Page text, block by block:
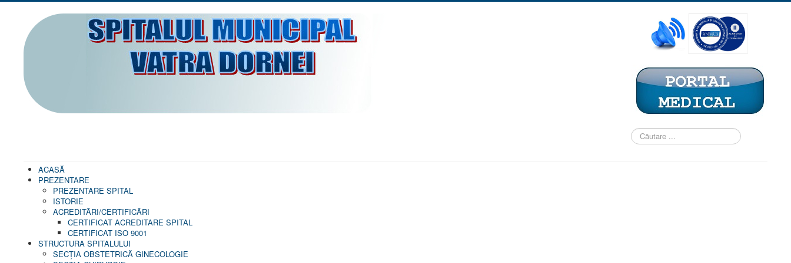
Căutare
...
ACASĂ
PREZENTARE
PREZENTARE SPITAL
ISTORIE
ACREDITĂRI/CERTIFICĂRI
CERTIFICAT ACREDITARE SPITAL
CERTIFICAT ISO 9001
STRUCTURA SPITALULUI
SECŢIA OBSTETRICĂ GINECOLOGIE